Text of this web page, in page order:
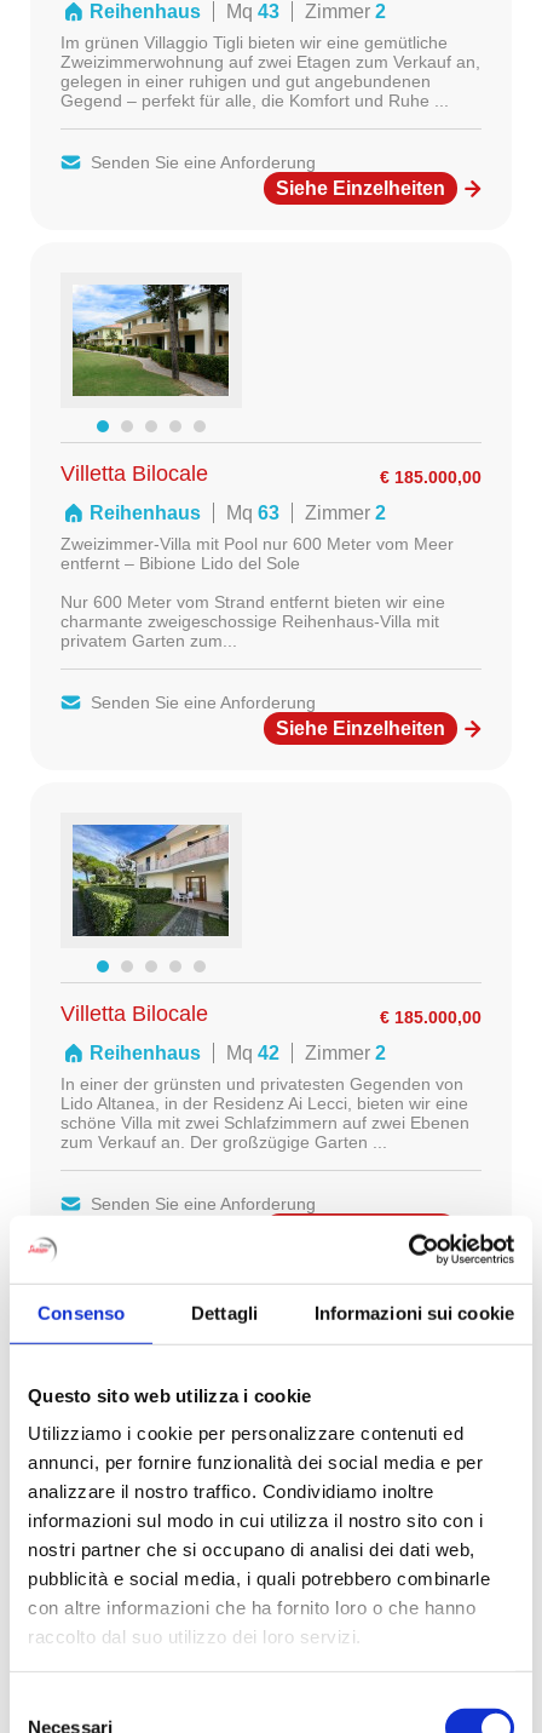
Consenso Dettagli Informazioni sui cookie
Questo sito web utilizza i cookie
Utilizziamo i cookie per personalizzare contenuti ed
annunci, per fornire funzionalità dei social media e per
analizzare il nostro traffico. Condividiamo inoltre
informazioni sul modo in cui utilizza il nostro sito con i
nostri partner che si occupano di analisi dei dati web,
pubblicità e social media, i quali potrebbero combinarle
con altre informazioni che ha fornito loro o che hanno
raccolto dal suo utilizzo dei loro servizi.
delNecessari
Reihenhaus Mq 43 Zimmer 2
Im grünen Villaggio Tigli bieten wir eine gemütliche
Zweizimmerwohnung auf zwei Etagen zum Verkauf an,
gelegen in einer ruhigen und gut angebundenen
Gegend – perfekt für alle, die Komfort und Ruhe ...
Senden Sie eine Anforderung
Siehe Einzelheiten
€ 185.000,00
Villetta Bilocale
Reihenhaus Mq 63 Zimmer 2
Zweizimmer-Villa mit Pool nur 600 Meter vom Meer
entfernt – Bibione Lido del Sole
Nur 600 Meter vom Strand entfernt bieten wir eine
charmante zweigeschossige Reihenhaus-Villa mit
privatem Garten zum...
Senden Sie eine Anforderung
Siehe Einzelheiten
€ 185.000,00
Villetta Bilocale
Reihenhaus Mq 42 Zimmer 2
In einer der grünsten und privatesten Gegenden von
Lido Altanea, in der Residenz Ai Lecci, bieten wir eine
schöne Villa mit zwei Schlafzimmern auf zwei Ebenen
zum Verkauf an. Der großzügige Garten ...
Senden Sie eine Anforderung
Siehe Einzelheiten
€ 188.000,00
Zwei-Zimmer-Wohnung
Wohnung Mq45 Zimmer2
Erleben Sie Ihre Ruheoase nur wenige Schritte vom
Meer entfernt!
Entdecken Sie diese wunderschöne